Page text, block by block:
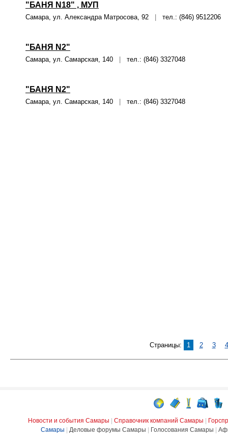
"БАНЯ N18" , МУП
Самара, ул. Александра Матросова, 92 тел.: (846) 9512206
"БАНЯ N2"
Самара, ул. Самарская, 140 тел.: (846) 3327048
"БАНЯ N2"
Самара, ул. Самарская, 140 тел.: (846) 3327048
Страницы: 1 2 3 4
Новости и события Самары Справочник компаний Самары
Самары
Деловые форумы Самары Голосования Самары